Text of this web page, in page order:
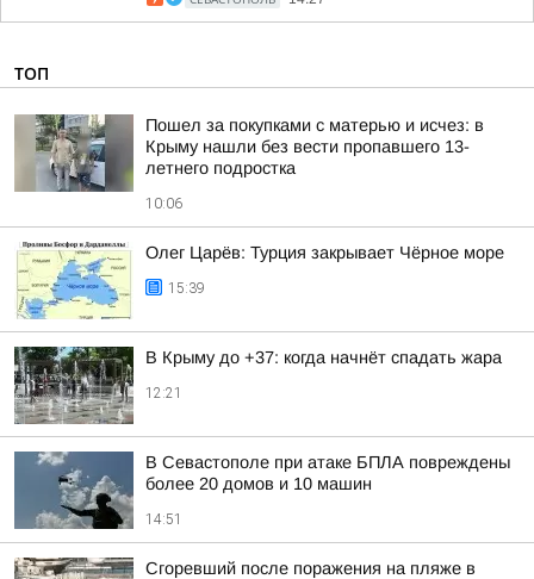
ТОП
Пошел за покупками с матерью и исчез: в
Крыму нашли без вести пропавшего 13-
летнего подростка
10:06
Олег Царёв: Турция закрывает Чёрное море
15:39
В Крыму до +37: когда начнёт спадать жара
12:21
В Севастополе при атаке БПЛА повреждены
более 20 домов и 10 машин
14:51
Сгоревший после поражения на пляже в